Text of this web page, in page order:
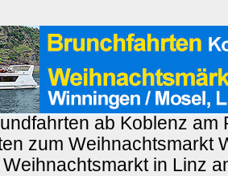
ab Koblenz am
zum Weihnachtsmarkt
in Linz